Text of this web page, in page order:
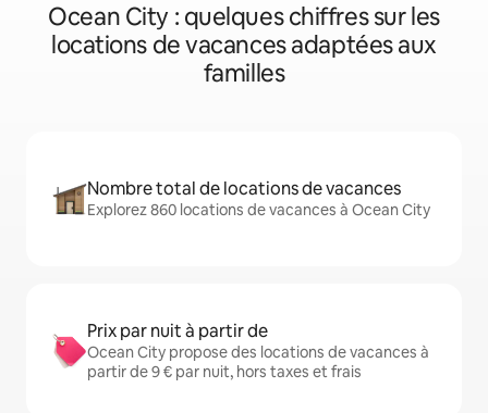
Ocean City : quelques chiffres sur les
locations de vacances adaptées aux
familles
Nombre total de locations de vacances
Explorez 860 locations de vacances à Ocean City
Prix par nuit à partir de
Ocean City propose des locations de vacances à
partir de 9 € par nuit, hors taxes et frais